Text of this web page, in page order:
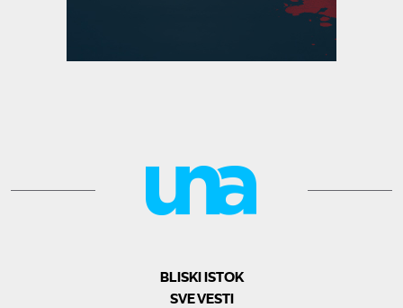
BLISKI ISTOK
SVE VESTI